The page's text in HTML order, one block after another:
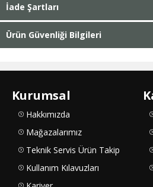
İade Şartları
Ürün Güvenliği Bilgileri
Kurumsal
Hakkımızda
Mağazalarımız
Teknik Servis Ürün Takip
Kullanım Kılavuzları